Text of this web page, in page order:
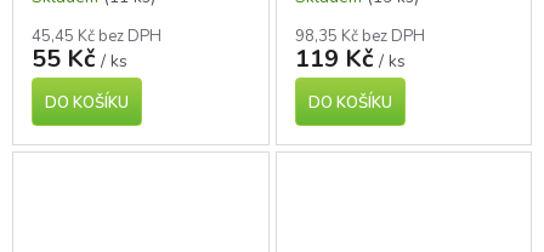
45,45 Kč bez DPH
55 Kč / ks
DO KOŠÍKU
98,35 Kč bez DPH
119 Kč / ks
DO KOŠÍKU